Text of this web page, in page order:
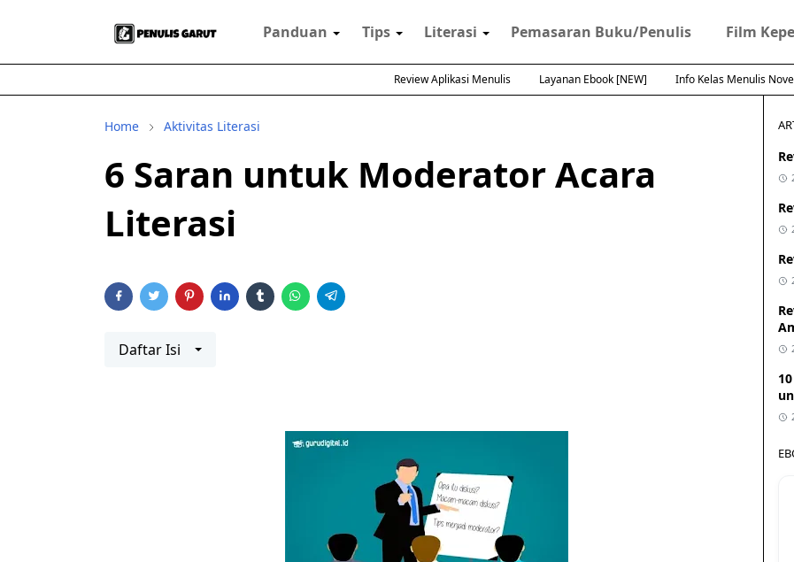
Panduan Tips Literasi Pemasaran Buku/Penulis Film
Review Aplikasi Menulis Layanan Ebook [NEW] Info Kelas Menulis
Home Aktivitas Literasi
6 Saran untuk Moderator Acara
Literasi
Daftar Isi